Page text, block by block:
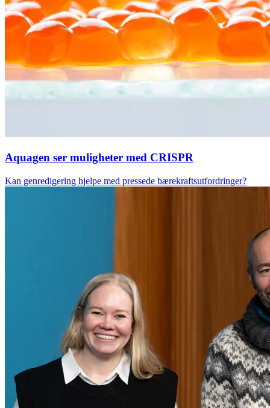
Aquagen ser muligheter med CRISPR
Kan genredigering hjelpe med pressede bærekraftsutfordringer?